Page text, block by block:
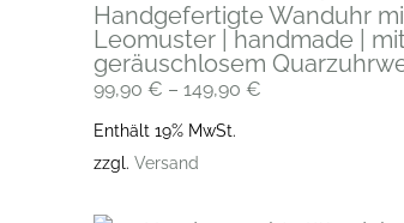
Handgefertigte Wanduhr
Leomuster | handmade |
geräuschlosem
99,90 € – 149,90 €
Enthält 19% MwSt.
zzgl. Versand